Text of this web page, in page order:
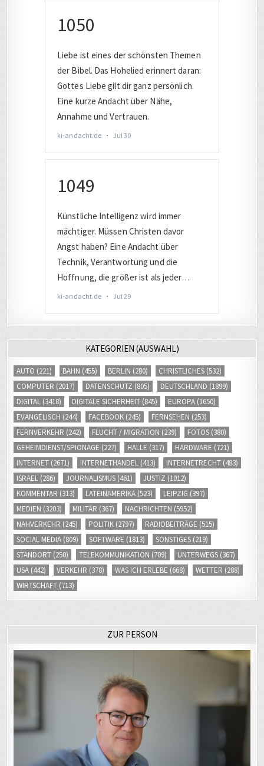
KATEGORIEN (AUSWAHL)
AUTO (221) BAHN (455) BERLIN (280) CHRISTLICHES (532)
COMPUTER (2017) DATENSCHUTZ (805) DEUTSCHLAND (1899)
DIGITAL (3418) DIGITALE SICHERHEIT (845) EUROPA (1650)
EVANGELISCH (244) FACEBOOK (245) FERNSEHEN (253)
FERNVERKEHR (242) FLUCHT / MIGRATION (239) FOTOS (380)
GEHEIMDIENST/SPIONAGE (227) HALLE (317) HARDWARE (721)
INTERNET (2671) INTERNETHANDEL (413) INTERNETRECHT (483)
ISRAEL (286) JOURNALISMUS (461) JUSTIZ (1012)
KOMMENTAR (313) LATEINAMERIKA (523) LEIPZIG (397)
MEDIEN (3203) MILITÄR (367) NACHRICHTEN (5952)
NAHVERKEHR (245) POLITIK (2797) RADIOBEITRÄGE (515)
SOCIAL MEDIA (809) SOFTWARE (1813) SONSTIGES (219)
STANDORT (250) TELEKOMMUNIKATION (709) UNTERWEGS (367)
USA (442) VERKEHR (378) WAS ICH ERLEBE (668) WETTER (288)
WIRTSCHAFT (713)
ZUR PERSON